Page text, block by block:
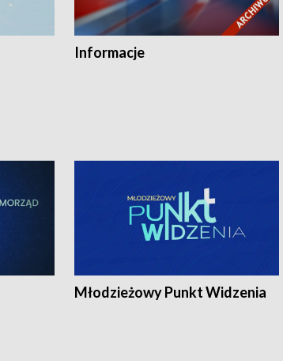
Informacje
Młodzieżowy Punkt Widzenia